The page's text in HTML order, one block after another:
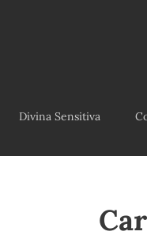
Divina Sensitiva